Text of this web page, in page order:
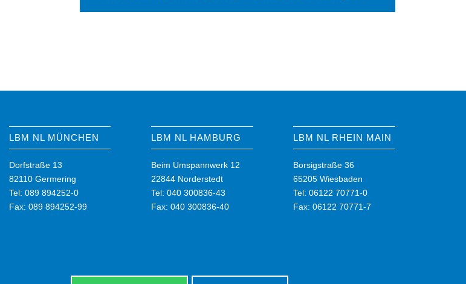
LBM NL MÜNCHEN
Dorfstraße 13
82110 Germering
Tel: 089 894252-0
Fax: 089 894252-99
LBM NL HAMBURG
Beim Umspannwerk 12
22844 Norderstedt
Tel: 040 300836-43
Fax: 040 300836-40
LBM NL RHEIN MAIN
Borsigstraße 36
65205 Wiesbaden
Tel: 06122 70771-0
Fax: 06122 70771-7